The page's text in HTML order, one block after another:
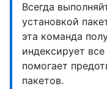
Всегда
установкой
эта команда
индексирует
помогает
пакетов.